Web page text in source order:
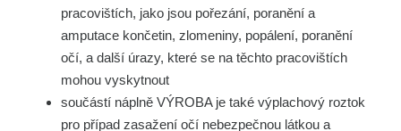
pracovištích, jako jsou pořezání, poranění a
amputace končetin, zlomeniny, popálení, poranění
očí, a další úrazy, které se na těchto pracovištích
mohou vyskytnout
součástí náplně VÝROBA je také výplachový roztok
pro případ zasažení očí nebezpečnou látkou a